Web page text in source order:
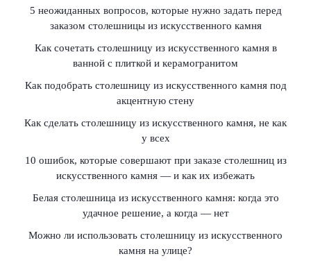
5 неожиданных вопросов, которые нужно задать перед
заказом столешницы из искусственного камня
Как сочетать столешницу из искусственного камня в
ванной с плиткой и керамогранитом
Как подобрать столешницу из искусственного камня под
акцентную стену
Как сделать столешницу из искусственного камня, не как
у всех
10 ошибок, которые совершают при заказе столешниц из
искусственного камня — и как их избежать
Белая столешница из искусственного камня: когда это
удачное решение, а когда — нет
Можно ли использовать столешницу из искусственного
камня на улице?